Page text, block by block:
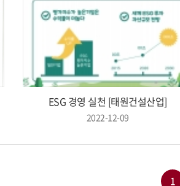
ESG 경영 실천 [태원건설산업]
2022-12-09
1